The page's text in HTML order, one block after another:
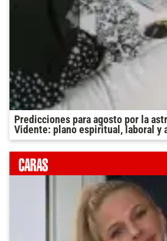
Predicciones para agosto por la
Vidente: plano espiritual, laboral y